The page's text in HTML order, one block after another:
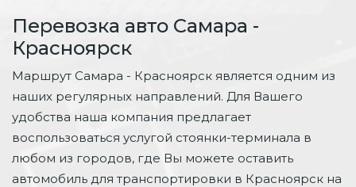
Перевозка авто Самара -
Красноярск
Маршрут Самара - Красноярск является одним из
наших регулярных направлений. Для Вашего
удобства наша компания предлагает
воспользоваться услугой стоянки-терминала в
любом из городов, где Вы можете оставить
автомобиль для транспортировки в Красноярск на